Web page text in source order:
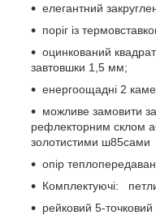
елегантний
поріг із
оцинкований
завтовшки 1,5 мм;
енергоощадні 2
можливе замовити
рефлекторним склом
золотистими ш85сами
опір
Комплектуючі:
рейковий 5-